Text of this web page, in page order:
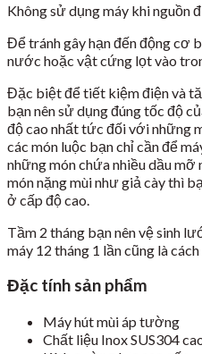
Không sử dụng máy khi nguồn
Để tránh gây hạn đến động cơ
nước hoặc vật cứng lọt vào
Đặc biệt để tiết kiệm điện và
bạn nên sử dụng đúng tốc độ
độ cao nhất tức đối với những
các món luộc bạn chỉ cần để
những món chứa nhiều dầu mỡ
món nặng mùi như giả cày thì
ở cấp độ cao.
Tầm 2 tháng bạn nên vệ sinh
máy 12 tháng 1 lần cũng là
Đặc tính sản phẩm
Máy hút mùi áp tường
Chất liệu Inox SUS304